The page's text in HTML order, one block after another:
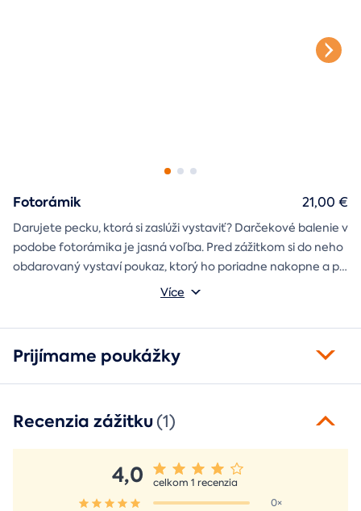
Fotorámik
Darujete pecku, ktorá si zaslúži vystaviť? Darčekové balenie v
podobe fotorámika je jasná voľba. Pred zážitkom si do neho
obdarovaný vystaví poukaz, ktorý ho poriadne nakopne a po
absolvovaní tam poputuje fotka zo zážitku, ktorá pri každom
Môžete vybrať z motívov balónový, tunelový a univerzálny
Více
21,00 €
Prijímame poukážky
Recenzia zážitku(1)
4,0
celkom 1 recenzia
0×